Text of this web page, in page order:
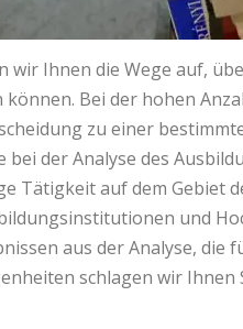
Ihnen die Wege auf,
können. Bei der hohen
zu einer
der Analyse des
Tätigkeit auf dem
und
aus der Analyse,
schlagen wir